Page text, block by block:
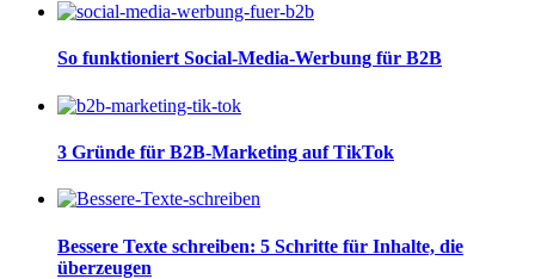
So funktioniert Social-Media-Werbung für B2B
3 Gründe für B2B-Marketing auf TikTok
Bessere Texte schreiben: 5 Schritte für Inhalte, die
überzeugen